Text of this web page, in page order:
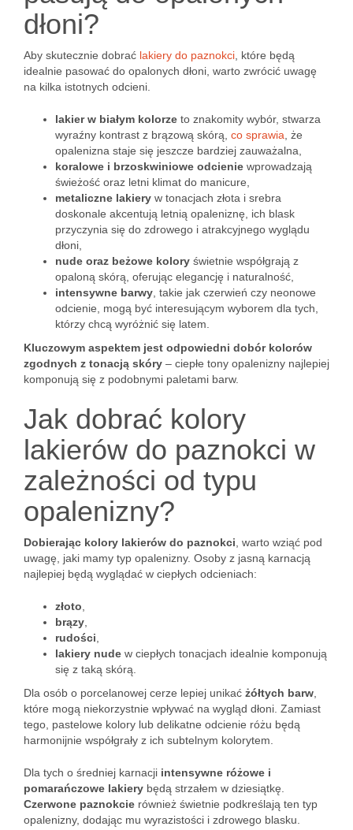
dłoni?
Aby skutecznie dobrać lakiery do paznokci , które będą
idealnie pasować do opalonych dłoni, warto zwrócić uwagę
na kilka istotnych odcieni.
lakier w białym kolorze to znakomity wybór, stwarza
wyraźny kontrast z brązową skórą, co sprawia , że
opalenizna staje się jeszcze bardziej zauważalna,
koralowe i brzoskwiniowe odcienie wprowadzają
świeżość oraz letni klimat do manicure,
metaliczne lakiery w tonacjach złota i srebra
doskonale akcentują letnią opaleniznę, ich blask
przyczynia się do zdrowego i atrakcyjnego wyglądu
dłoni,
nude oraz beżowe kolory świetnie współgrają z
opaloną skórą, oferując elegancję i naturalność,
intensywne barwy , takie jak czerwień czy neonowe
odcienie, mogą być interesującym wyborem dla tych,
którzy chcą wyróżnić się latem.
Kluczowym aspektem jest odpowiedni dobór kolorów
zgodnych z tonacją skóry – ciepłe tony opalenizny najlepiej
komponują się z podobnymi paletami barw.
Jak dobrać kolory
lakierów do paznokci w
zależności od typu
opalenizny?
Dobierając kolory lakierów do paznokci , warto wziąć pod
uwagę, jaki mamy typ opalenizny. Osoby z jasną karnacją
najlepiej będą wyglądać w ciepłych odcieniach:
złoto
brązy
rudości
lakiery nude w ciepłych tonacjach idealnie komponują
się z taką skórą.
Dla osób o porcelanowej cerze lepiej unikać żółtych barw
które mogą niekorzystnie wpływać na wygląd dłoni. Zamiast
tego, pastelowe kolory lub delikatne odcienie różu będą
harmonijnie współgrały z ich subtelnym kolorytem.
Dla tych o średniej karnacji intensywne różowe i
pomarańczowe lakiery będą strzałem w dziesiątkę.
Czerwone paznokcie również świetnie podkreślają ten typ
opalenizny, dodając mu wyrazistości i zdrowego blasku.